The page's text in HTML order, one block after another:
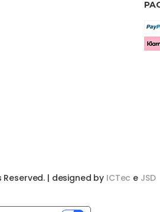
Reserved. | designed by ICTec e JSD